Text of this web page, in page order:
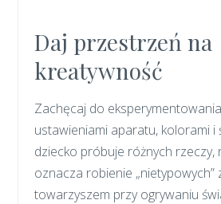
Daj przestrzeń na
kreatywność
Zachęcaj do
ustawieniami aparatu, kolorami i
dziecko próbuje różnych rzeczy,
oznacza robienie „nietypowych”
towarzyszem przy ogrywaniu